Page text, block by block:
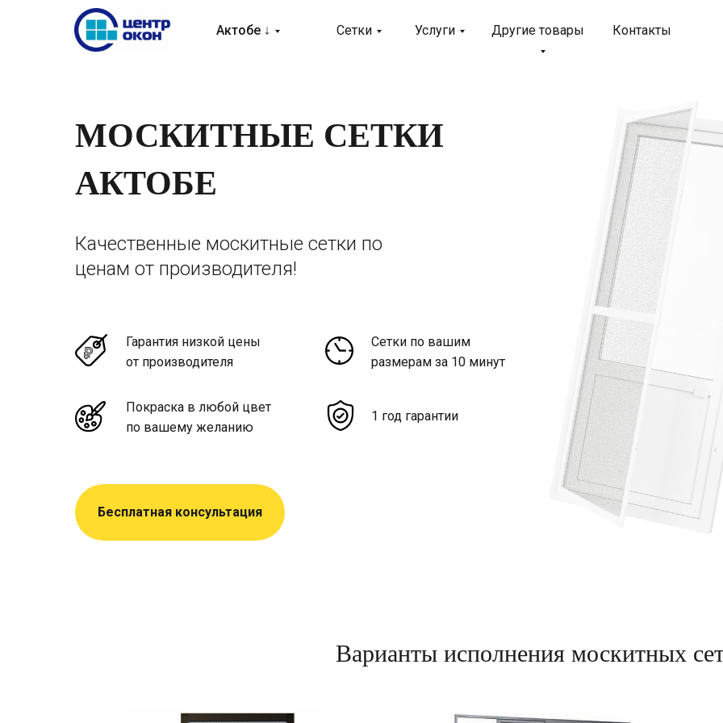
Услуги
Актобе ↓ Другие товары Контакты
Сетки
МОСКИТНЫЕ СЕТКИ
АКТОБЕ
Гарантия низкой цены
от производителя
Сетки по вашим
размерам за 10 минут
Покраска в любой цвет
по вашему желанию
1 год гарантии
Бесплатная консультация
Качественные москитные сетки по
ценам от производителя!
Варианты исполнения москитных